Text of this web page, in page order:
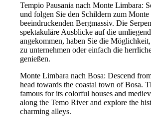
Tempio Pausania nach Monte Limbara:
und folgen Sie den Schildern zum
beeindruckenden Bergmassiv. Die
spektakuläre Ausblicke auf die
angekommen, haben Sie die
zu unternehmen oder einfach die
genießen.
Monte Limbara nach Bosa: Descend
head towards the coastal town of Bosa.
famous for its colorful houses and
along the Temo River and explore the
charming alleys.